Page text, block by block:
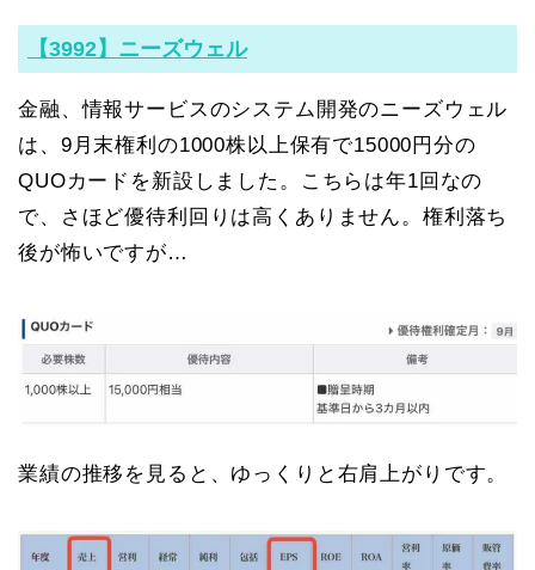
【3992】ニーズウェル
金融、情報サービスのシステム開発のニーズウェル
は、9月末権利の1000株以上保有で15000円分の
QUOカードを新設しました。こちらは年1回なの
で、さほど優待利回りは高くありません。権利落ち
後が怖いですが…
業績の推移を見ると、ゆっくりと右肩上がりです。